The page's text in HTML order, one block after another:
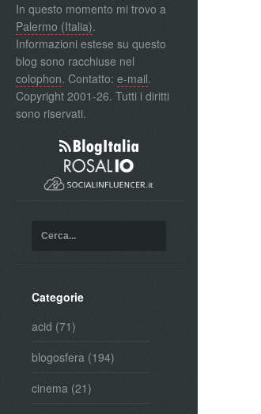
In questo momento mi trovo a
Palermo (Italia).
Informazioni estese su questo
blog sono racchiuse nel
colophon. Contatto: e-mail.
Copyright 2001-26. Tutti i diritti
sono riservati.
Categorie
acid (71)
blogosfera (194)
cinema (21)